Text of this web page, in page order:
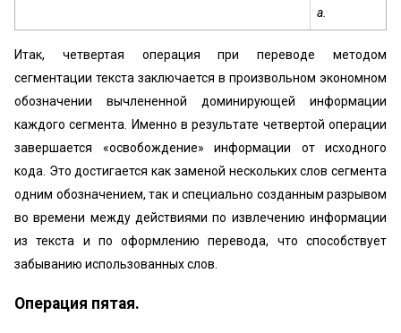
а.
Итак, четвертая операция при переводе методом
сегментации текста заключается в произвольном экономном
обозначении вычлененной доминирующей информации
каждого сегмента. Именно в результате четвертой операции
завершается «освобождение» информации от исходного
кода. Это достигается как заменой нескольких слов сегмента
одним обозначением, так и специально созданным разрывом
во времени между действиями по извлечению информации
из текста и по оформлению перевода, что способствует
забыванию использованных слов.
Операция пятая.